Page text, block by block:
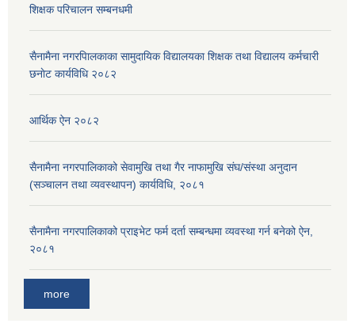
शिक्षक परिचालन सम्बनधमी
सैनामैना नगरपािलकाका सामुदायिक विद्यालयका शिक्षक तथा विद्यालय कर्मचारी
छनाेट कार्यविधि २०८२
आर्थिक ऐन २०८२
सैनामैना नगरपालिकाको सेवामुखि तथा गैर नाफामुखि संघ/संस्था अनुदान
(सञ्चालन तथा व्यवस्थापन) कार्यविधि, २०८१
सैनामैना नगरपालिकाको प्राइभेट फर्म दर्ता सम्बन्धमा व्यवस्था गर्न बनेको ऐन,
२०८१
more